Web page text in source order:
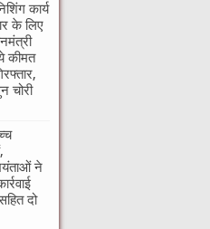
कार्य
के लिए
कीमत
चोरी
ने
दो